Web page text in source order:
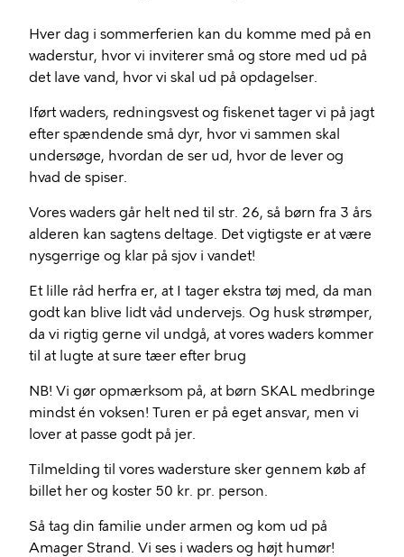
Hver dag i sommerferien kan du komme med på en
waderstur, hvor vi inviterer små og store med ud på
det lave vand, hvor vi skal ud på opdagelser.
Iført waders, redningsvest og fiskenet tager vi på jagt
efter spændende små dyr, hvor vi sammen skal
undersøge, hvordan de ser ud, hvor de lever og
hvad de spiser.
Vores waders går helt ned til str. 26, så børn fra 3 års
alderen kan sagtens deltage. Det vigtigste er at være
nysgerrige og klar på sjov i vandet!
Et lille råd herfra er, at I tager ekstra tøj med, da man
godt kan blive lidt våd undervejs. Og husk strømper,
da vi rigtig gerne vil undgå, at vores waders kommer
til at lugte at sure tæer efter brug
NB! Vi gør opmærksom på, at børn SKAL medbringe
mindst én voksen! Turen er på eget ansvar, men vi
lover at passe godt på jer.
Tilmelding til vores wadersture sker gennem køb af
billet her og koster 50 kr. pr. person.
Så tag din familie under armen og kom ud på
Amager Strand. Vi ses i waders og højt humør!